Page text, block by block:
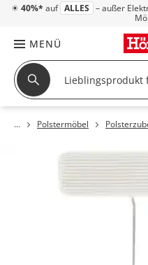
☀ 40%* auf ALLES – außer
MENÜ
Polstermöbel